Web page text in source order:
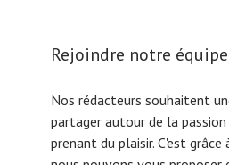
Rejoindre notre équipe
Nos rédacteurs souhaitent
partager autour de la passion
prenant du plaisir. C'est